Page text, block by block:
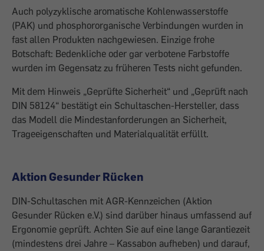
Auch polyzyklische aromatische Kohlenwasserstoffe
(PAK) und phosphororganische Verbindungen wurden in
fast allen Produkten nachgewiesen. Einzige frohe
Botschaft: Bedenkliche oder gar verbotene Farbstoffe
wurden im Gegensatz zu früheren Tests nicht gefunden.
Mit dem Hinweis „Geprüfte Sicherheit“ und „Geprüft nach
DIN 58124“ bestätigt ein Schultaschen-Hersteller, dass
das Modell die Mindestanforderungen an Sicherheit,
Trageeigenschaften und Materialqualität erfüllt.
Aktion Gesunder Rücken
DIN-Schultaschen mit AGR-Kennzeichen (Aktion
Gesunder Rücken e.V.) sind darüber hinaus umfassend auf
Ergonomie geprüft. Achten Sie auf eine lange Garantiezeit
(mindestens drei Jahre – Kassabon aufheben) und darauf,